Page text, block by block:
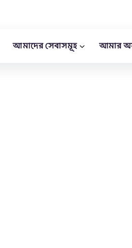
আমাদের সেবাসমূহ আমার